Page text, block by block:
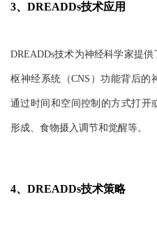
3、DREADDs技术应用
DREADDs技术为神经科学家提
枢神经系统（CNS）功能背后的
通过时间和空间控制的方式打开
形成、食物摄入调节和觉醒等。
4、DREADDs技术策略